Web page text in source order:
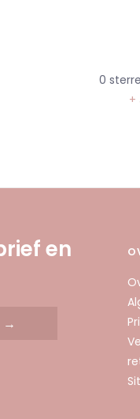
0
+
en
→